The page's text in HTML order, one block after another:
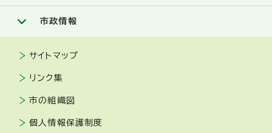
市政情報
サイトマップ
リンク集
市の組織図
個人情報保護制度